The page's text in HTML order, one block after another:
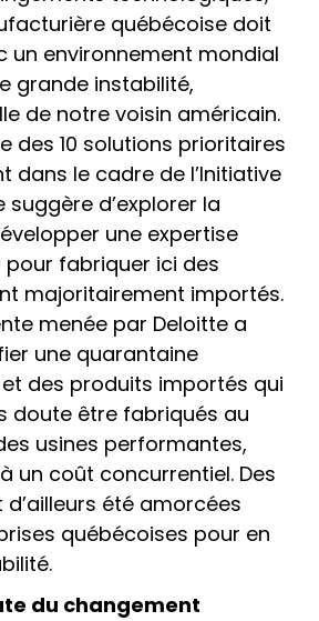
québécoise doit
un environnement mondial
grande instabilité,
de notre voisin américain.
des 10 solutions prioritaires
dans le cadre de l’Initiative
d’explorer la
une expertise
pour fabriquer ici des
majoritairement importés.
menée par Deloitte a
une quarantaine
des produits importés qui
doute être fabriqués au
usines performantes,
un coût concurrentiel. Des
été amorcées
québécoises pour en
du changement